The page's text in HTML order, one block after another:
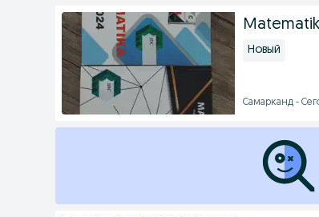
Новый
Самарканд -